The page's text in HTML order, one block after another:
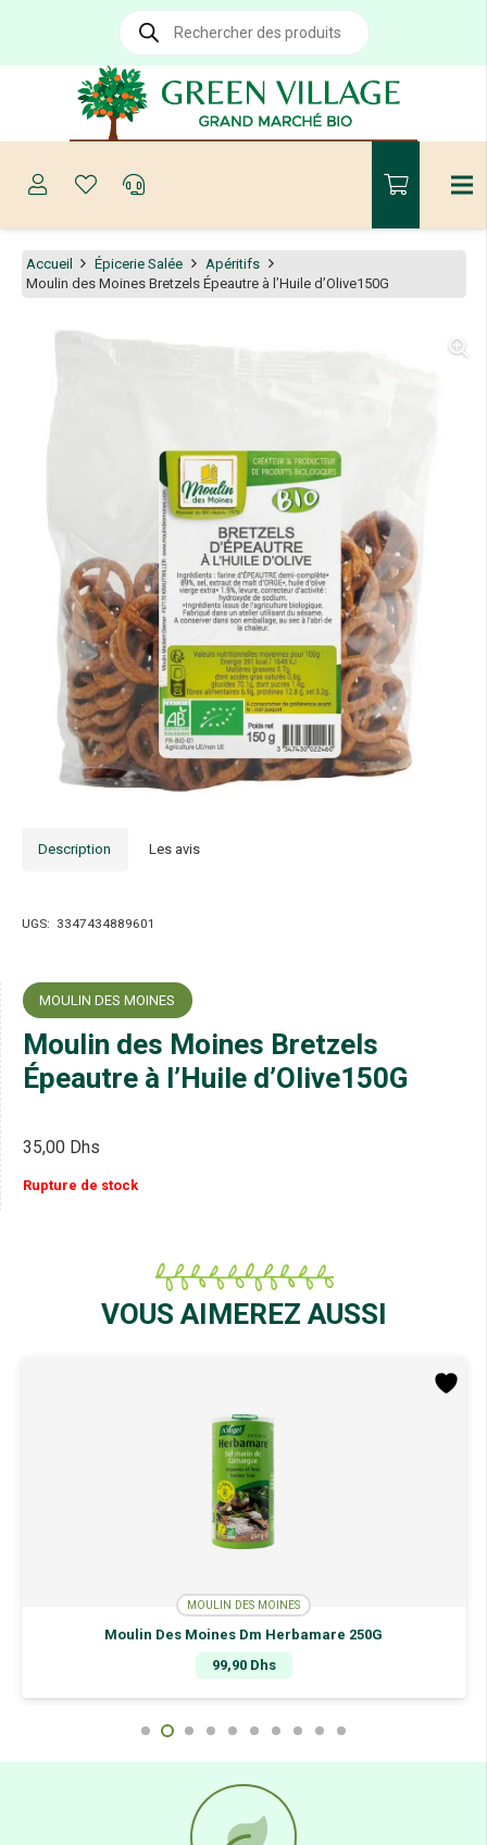
Recherche
produits
Accueil Épicerie Salée
Apéritifs
Moulin des Moines Bretzels Épeautre à l’Huile d’Olive150G
Description Les avis
UGS: 3347434889601
MOULIN DES MOINES
Moulin des Moines Bretzels
Épeautre à l’Huile d’Olive150G
35,00 Dhs
Rupture de stock
VOUS AIMEREZ AUSSI
MOULIN DES MOINES
Moulin Des Moines Dm Herbamare 250G
99,90 Dhs